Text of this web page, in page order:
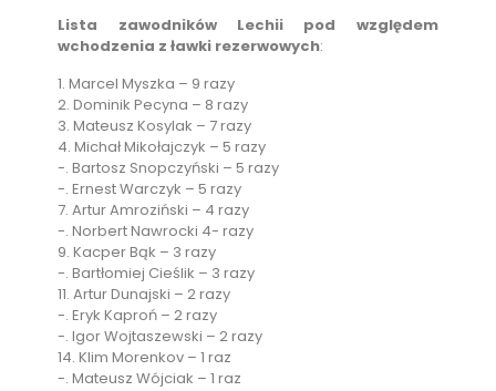
Lista zawodników Lechii pod względem
wchodzenia z ławki rezerwowych:
1. Marcel Myszka – 9 razy
2. Dominik Pecyna – 8 razy
3. Mateusz Kosylak – 7 razy
4. Michał Mikołajczyk – 5 razy
-. Bartosz Snopczyński – 5 razy
-. Ernest Warczyk – 5 razy
7. Artur Amroziński – 4 razy
-. Norbert Nawrocki 4- razy
9. Kacper Bąk – 3 razy
-. Bartłomiej Cieślik – 3 razy
11. Artur Dunajski – 2 razy
-. Eryk Kaproń – 2 razy
-. Igor Wojtaszewski – 2 razy
14. Klim Morenkov – 1 raz
-. Mateusz Wójciak – 1 raz